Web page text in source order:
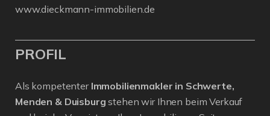
www.dieckmann-immobilien.de
PROFIL
Als kompetenter Immobilienmakler in Schwerte,
Menden & Duisburg stehen wir Ihnen beim Verkauf